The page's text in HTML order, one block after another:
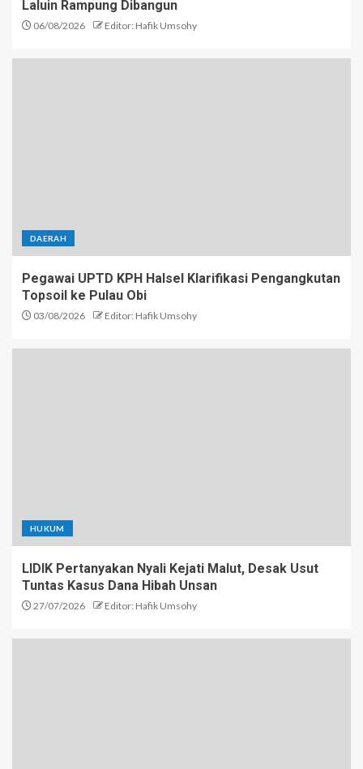
Laluin Rampung Dibangun
06/08/2026 Editor: Hafik Umsohy
DAERAH
Pegawai UPTD KPH Halsel Klarifikasi Pengangkutan
Topsoil ke Pulau Obi
03/08/2026 Editor: Hafik Umsohy
HUKUM
LIDIK Pertanyakan Nyali Kejati Malut, Desak Usut
Tuntas Kasus Dana Hibah Unsan
27/07/2026 Editor: Hafik Umsohy